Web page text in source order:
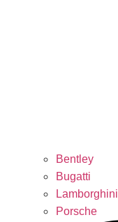
Bentley
Bugatti
Lamborghini
Porsche